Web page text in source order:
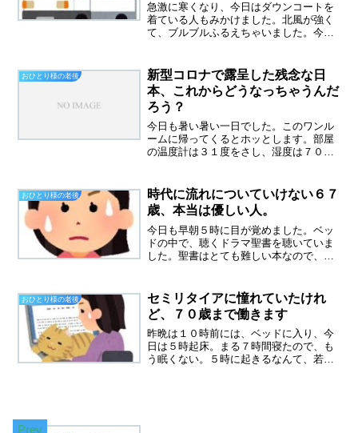
急激に寒くなり、今日はダウンコートを
着ている人もみかけました。北風が強く
て、ブルブルふるえちゃいました。今の
のパート仲間が、またまた騙されそうに
なる今月の初めに書いた記...
おひとり様の老後
新型コロナで露呈した残念な日
本、これからどうなっちゃうんだ
ろう？
今日も暑い暑い一日でした。このワンル
ームに帰ってくるとホッとします。部屋
の温度計は３１度をさし、湿度は７０％
を飲みます。最近、体重が増えてきたの
で、スイーツはお休みして...
おひとり様の老後
時代に流れについていけない６７
歳、本当は優しい人。
今日も早朝５時に目が覚めました。ベッ
ドの中で、聴くドラマ聖書を聴いていま
した。聖書はとても難しい本なので、ド
ってきました。空気がとてもさわやかで
した。職場には６０代７０...
おひとり様の老後
セミリタイアに憧れていたけれ
ど、７０歳まで働きます
昨晩は１０時前には、ベッドに入り、今
日は５時起床。まる７時間寝たので、も
う眠くない。５時に起きるなんて、若い